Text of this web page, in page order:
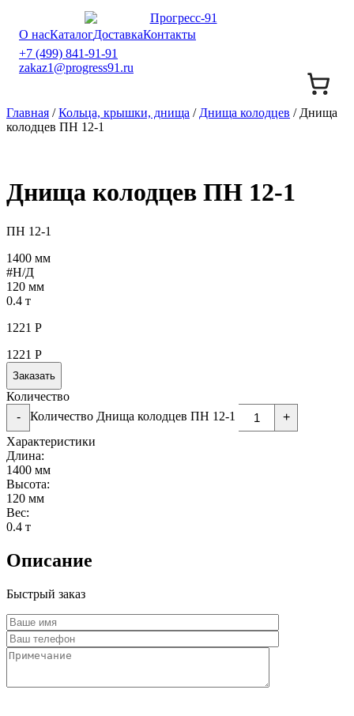
О насКаталогДоставкаКонтакты
+7 (499) 841-91-91
zakaz1@progress91.ru
Главная /Кольца, крышки, днища / Днища колодцев / Днища
колодцев ПН 12-1
Днища колодцев ПН 12-1
ПН 12-1
1400 мм
#Н/Д
120 мм
0.4 т
1221 Р
1221 Р
Заказать
Количество
-
Количество Днища колодцев ПН 12-1
+
Характеристики
Длина:
1400 мм
Высота:
120 мм
Вес:
0.4 т
Описание
Быстрый заказ